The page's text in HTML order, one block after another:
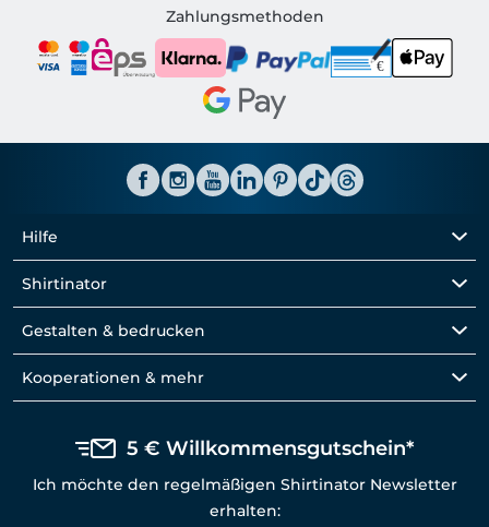
Shirtinator AT
Zahlungsmethoden
Hilfe
Shirtinator
Gestalten & bedrucken
Kooperationen & mehr
5 € Willkommensgutschein*
Ich möchte den regelmäßigen Shirtinator Newsletter
erhalten: